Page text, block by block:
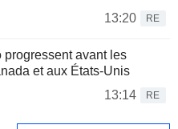
13:20
RE
progressent avant les
et aux États-Unis
13:14
RE